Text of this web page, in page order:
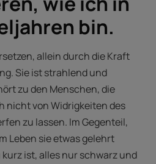
bin.
allein durch die Kraft
Sie ist strahlend und
zu den Menschen, die
nicht von Widrigkeiten des
zu lassen. Im Gegenteil,
Leben sie etwas gelehrt
kurz ist, alles nur schwarz und